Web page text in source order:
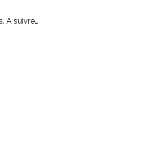
A suivre…